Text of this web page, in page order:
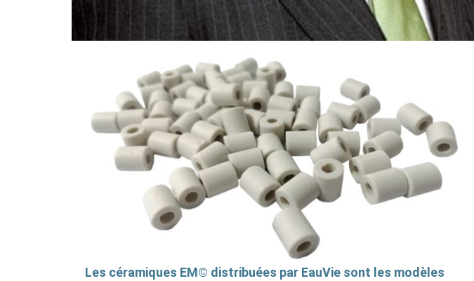
Les céramiques EM© distribuées par EauVie sont les modèles